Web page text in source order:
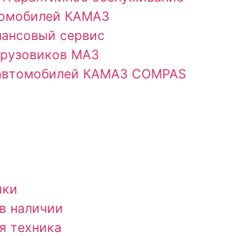
КАМАЗ
сервис
МАЗ
КАМАЗ COMPAS
наличии
техника